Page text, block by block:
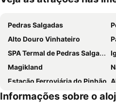
Ampliar mapa
Pedras Salgadas
Alto Douro Vinhateiro
SPA Termal de Pedras Salgadas
Magikland
Estação Ferroviária do Pinhão
Aquático de Fafe
Informações sobre o